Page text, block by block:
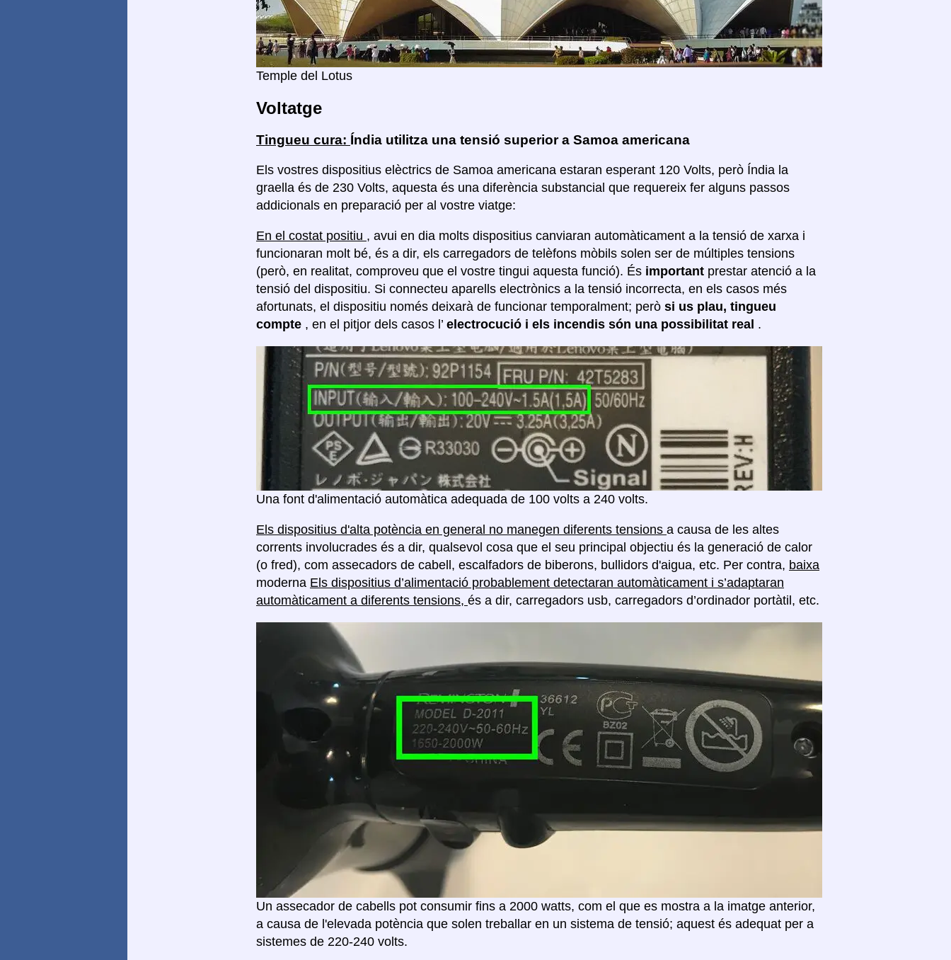
Temple del Lotus
Voltatge
Tingueu cura: Índia utilitza una tensió superior a Samoa americana
Els vostres dispositius elèctrics de Samoa americana estaran esperant 120 Volts, però Índia la
graella és de 230 Volts, aquesta és una diferència substancial que requereix fer alguns passos
addicionals en preparació per al vostre viatge:
En el costat positiu , avui en dia molts dispositius canviaran automàticament a la tensió de xarxa i
funcionaran molt bé, és a dir, els carregadors de telèfons mòbils solen ser de múltiples tensions
(però, en realitat, comproveu que el vostre tingui aquesta funció). És important prestar atenció a la
tensió del dispositiu. Si connecteu aparells electrònics a la tensió incorrecta, en els casos més
afortunats, el dispositiu només deixarà de funcionar temporalment; però si us plau, tingueu
compte , en el pitjor dels casos l’ electrocució i els incendis són una possibilitat real .
Una font d'alimentació automàtica adequada de 100 volts a 240 volts.
Els dispositius d'alta potència en general no manegen diferents tensions a causa de les altes
corrents involucrades és a dir, qualsevol cosa que el seu principal objectiu és la generació de calor
(o fred), com assecadors de cabell, escalfadors de biberons, bullidors d'aigua, etc. Per contra, baixa
moderna Els dispositius d’alimentació probablement detectaran automàticament i s’adaptaran
automàticament a diferents tensions, és a dir, carregadors usb, carregadors d’ordinador portàtil, etc.
Un assecador de cabells pot consumir fins a 2000 watts, com el que es mostra a la imatge anterior,
a causa de l'elevada potència que solen treballar en un sistema de tensió; aquest és adequat per a
sistemes de 220-240 volts.